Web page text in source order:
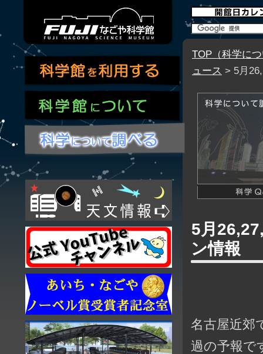
TOP（科学に
ュース > 5月
5月
ン情報
名古屋近郊
過の予報で